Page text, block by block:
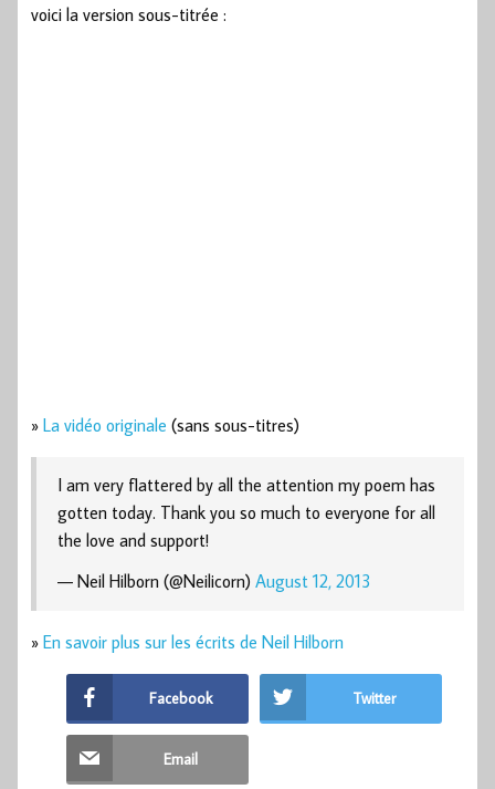
voici la version sous-titrée :
» La vidéo originale (sans sous-titres)
I am very flattered by all the attention my poem has
gotten today. Thank you so much to everyone for all
the love and support!
— Neil Hilborn (@Neilicorn)August 12, 2013
» En savoir plus sur les écrits de Neil Hilborn
Facebook Twitter
Email